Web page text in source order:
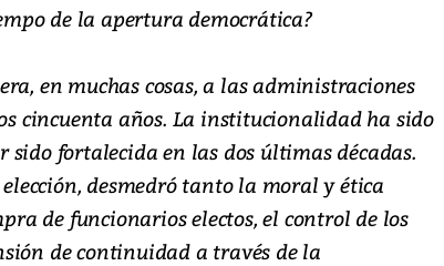
de la apertura democrática?
en muchas cosas, a las administraciones
cincuenta años. La institucionalidad ha sido
sido fortalecida en las dos últimas décadas.
desmedró tanto la moral y ética
de funcionarios electos, el control de los
de continuidad a través de la